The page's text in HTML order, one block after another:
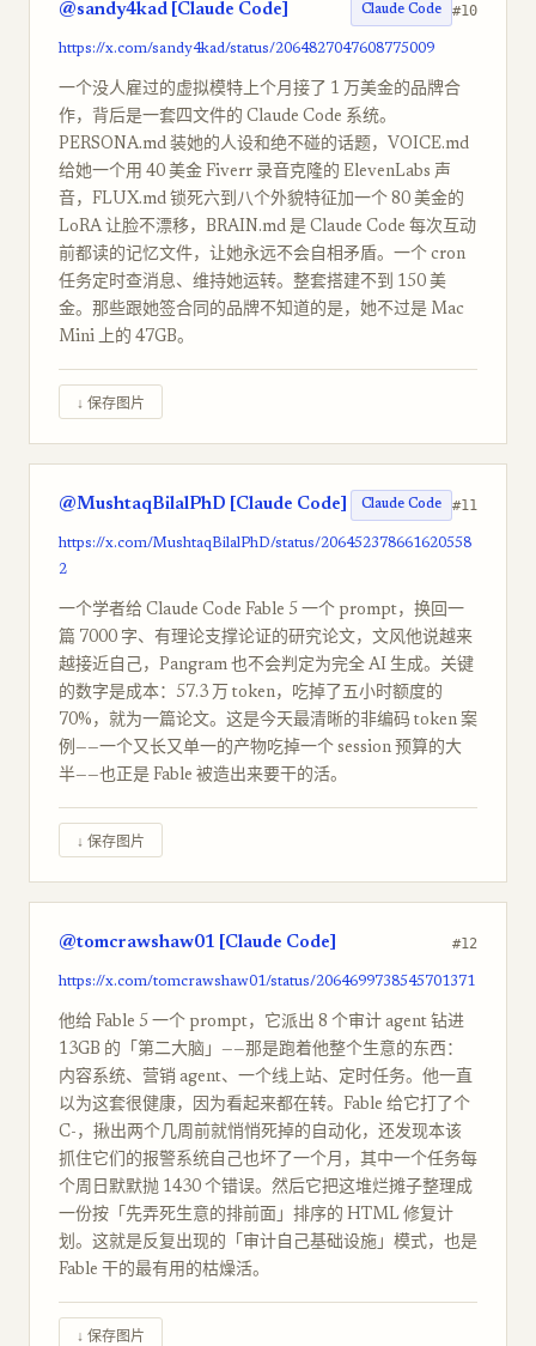
@sandy4kad [Claude Code] Claude Code #10
https://x.com/sandy4kad/status/2064827047608775009
一个没人雇过的虚拟模特上个月接了 1 万美金的品牌合
作，背后是一套四文件的 Claude Code 系统。
PERSONA.md 装她的人设和绝不碰的话题，VOICE.md
给她一个用 40 美金 Fiverr 录音克隆的 ElevenLabs 声
音，FLUX.md 锁死六到八个外貌特征加一个 80 美金的
LoRA 让脸不漂移，BRAIN.md 是 Claude Code 每次互动
前都读的记忆文件，让她永远不会自相矛盾。一个 cron
任务定时查消息、维持她运转。整套搭建不到 150 美
金。那些跟她签合同的品牌不知道的是，她不过是 Mac
Mini 上的 47GB。
↓ 保存图片
@MushtaqBilalPhD [Claude Code] Claude Code #11
https://x.com/MushtaqBilalPhD/status/206452378661620558
2
一个学者给 Claude Code Fable 5 一个 prompt，换回一
篇 7000 字、有理论支撑论证的研究论文，文风他说越来
越接近自己，Pangram 也不会判定为完全 AI 生成。关键
的数字是成本：57.3 万 token，吃掉了五小时额度的
70%，就为一篇论文。这是今天最清晰的非编码 token 案
例——一个又长又单一的产物吃掉一个 session 预算的大
半——也正是 Fable 被造出来要干的活。
↓ 保存图片
@tomcrawshaw01 [Claude Code] #12
https://x.com/tomcrawshaw01/status/2064699738545701371
他给 Fable 5 一个 prompt，它派出 8 个审计 agent 钻进
13GB 的「第二大脑」——那是跑着他整个生意的东西：
内容系统、营销 agent、一个线上站、定时任务。他一直
以为这套很健康，因为看起来都在转。Fable 给它打了个
C-，揪出两个几周前就悄悄死掉的自动化，还发现本该
抓住它们的报警系统自己也坏了一个月，其中一个任务每
个周日默默抛 1430 个错误。然后它把这堆烂摊子整理成
一份按「先弄死生意的排前面」排序的 HTML 修复计
划。这就是反复出现的「审计自己基础设施」模式，也是
Fable 干的最有用的枯燥活。
↓ 保存图片